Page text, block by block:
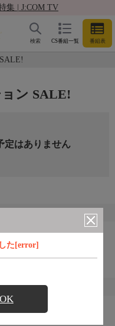
集 | J:COM TV
CS番組一覧 番組表
検索
た[error]
OK
ン SALE!
定はありません